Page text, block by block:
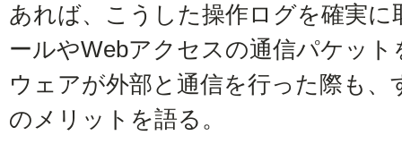
あれば、こうした操作ログを確実
ールやWebアクセスの通信パケッ
ウェアが外部と通信を行った際も
のメリットを語る。